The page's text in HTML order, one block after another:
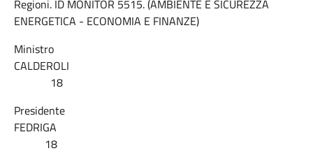
Regioni. ID MONITOR 5515. (AMBIENTE E SICUREZZA
ENERGETICA - ECONOMIA E FINANZE)
Ministro
CALDEROLI
18
Presidente
FEDRIGA
18